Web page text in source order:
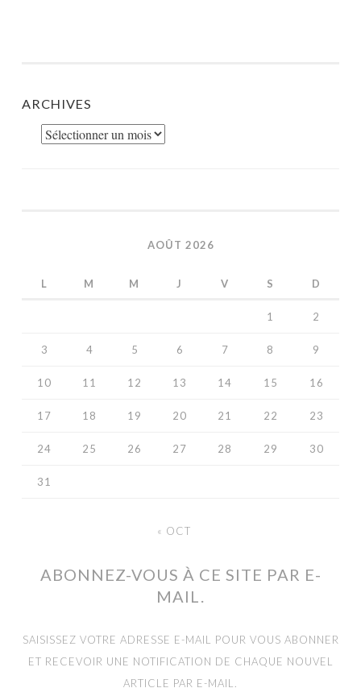
ARCHIVES
Archives
AOÛT 2026
L M M J V S D
1 2
3 4 5 6 7 8 9
10 11 12 13 14 15 16
17 18 19 20 21 22 23
24 25 26 27 28 29 30
31
« OCT
ABONNEZ-VOUS À CE SITE PAR E-
MAIL.
SAISISSEZ VOTRE ADRESSE E-MAIL POUR VOUS ABONNER
ET RECEVOIR UNE NOTIFICATION DE CHAQUE NOUVEL
ARTICLE PAR E-MAIL.